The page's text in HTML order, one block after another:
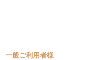
一般ご利用者様